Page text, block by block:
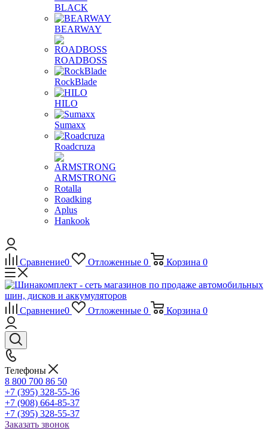
BLACK
BEARWAY
ROADBOSS
RockBlade
HILO
Sumaxx
Roadcruza
ARMSTRONG
Rotalla
Roadking
Aplus
Hankook
Сравнение0 Отложенные 0 Корзина 0
Сравнение0 Отложенные 0 Корзина 0
Телефоны
8 800 700 86 50
+7 (395) 328-55-36
+7 (908) 664-85-37
+7 (395) 328-55-37
Заказать звонок